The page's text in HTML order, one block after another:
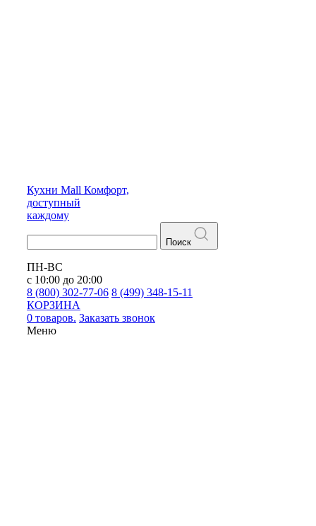
Кухни Mall Комфорт,
доступный
каждому
Поиск
ПН-ВС
с 10:00 до 20:00
8 (800) 302-77-06 8 (499) 348-15-11
КОРЗИНА
0 товаров. Заказать звонок
Меню